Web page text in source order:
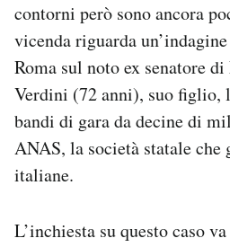
Area Personale
Newsletter
Notifiche mobile
Regala il Post
Hai bisogno di aiuto?
Esci
contorni però sono ancora
vicenda riguarda
Roma sul noto ex senatore
Verdini (72 anni), suo figlio,
bandi di gara da decine di
ANAS, la società statale che
italiane.
L’inchiesta su questo caso